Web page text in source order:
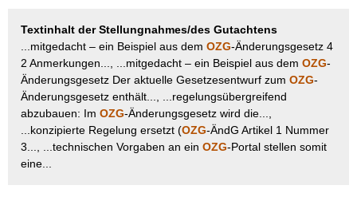
Textinhalt der Stellungnahmes/des Gutachtens
...mitgedacht – ein Beispiel aus dem OZG-Änderungsgesetz 4
2 Anmerkungen..., ...mitgedacht – ein Beispiel aus dem OZG-
Änderungsgesetz Der aktuelle Gesetzesentwurf zum OZG-
Änderungsgesetz enthält..., ...regelungsübergreifend
abzubauen: Im OZG-Änderungsgesetz wird die...,
...konzipierte Regelung ersetzt (OZG-ÄndG Artikel 1 Nummer
3..., ...technischen Vorgaben an ein OZG-Portal stellen somit
eine...